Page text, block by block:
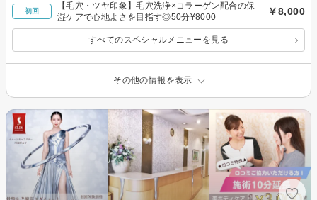
初回
【毛穴・ツヤ印象】毛穴洗浄×コラーゲン配合の保
湿ケアで心地よさを目指す◎50分¥8000
￥8,000
すべてのスペシャルメニューを見る
その他の情報を表示